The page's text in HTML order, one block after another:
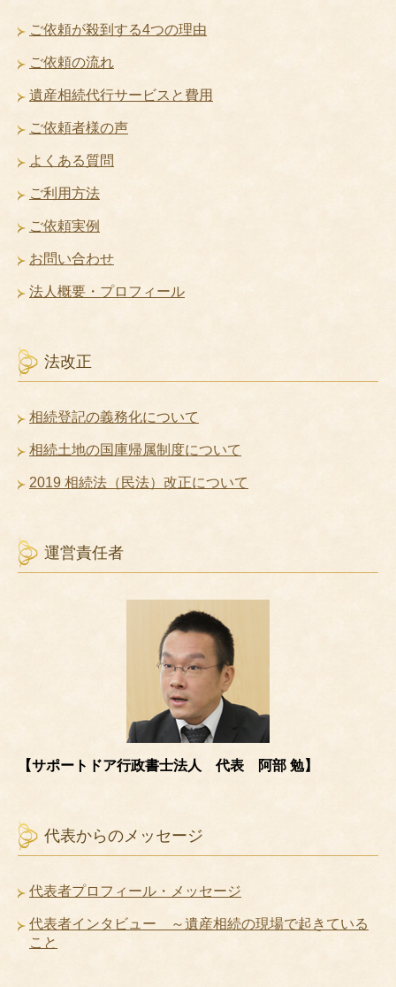
ご依頼が殺到する4つの理由
ご依頼の流れ
遺産相続代行サービスと費用
ご依頼者様の声
よくある質問
ご利用方法
ご依頼実例
お問い合わせ
法人概要・プロフィール
法改正
相続登記の義務化について
相続土地の国庫帰属制度について
2019 相続法（民法）改正について
運営責任者
【サポートドア行政書士法人 代表 阿部 勉】
代表からのメッセージ
代表者プロフィール・メッセージ
代表者インタビュー ～遺産相続の現場で起きている
こと